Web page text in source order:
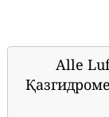
Alle